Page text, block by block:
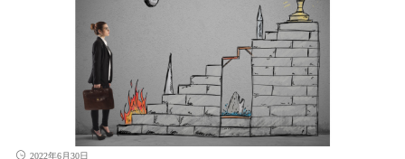
2022年6月30日